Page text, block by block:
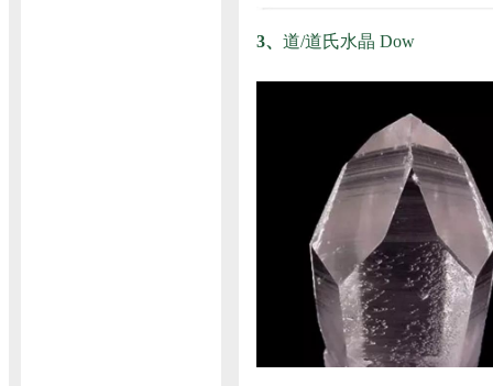
3、 道/道氏水晶 Dow